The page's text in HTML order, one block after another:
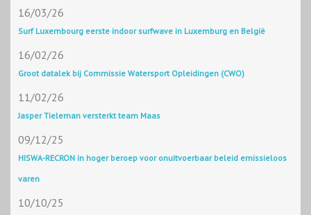
16/03/26
Surf Luxembourg eerste indoor surfwave in Luxemburg en België
16/02/26
Groot datalek bij Commissie Watersport Opleidingen (CWO)
11/02/26
Jasper Tieleman versterkt team Maas
09/12/25
HISWA-RECRON in hoger beroep voor onuitvoerbaar beleid emissieloos
varen
10/10/25